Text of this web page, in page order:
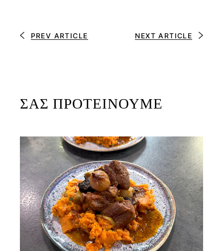
PREV ARTICLE NEXT ARTICLE
ΣΑΣ ΠΡΟΤΕΙΝΟΥΜΕ